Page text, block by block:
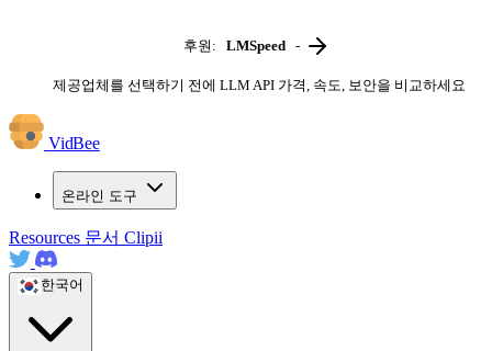
후원: LMSpeed -
제공업체를 선택하기 전에 LLM API 가격, 속도, 보안을 비교하세요
VidBee
온라인 도구
Resources 문서 Clipii
한국어